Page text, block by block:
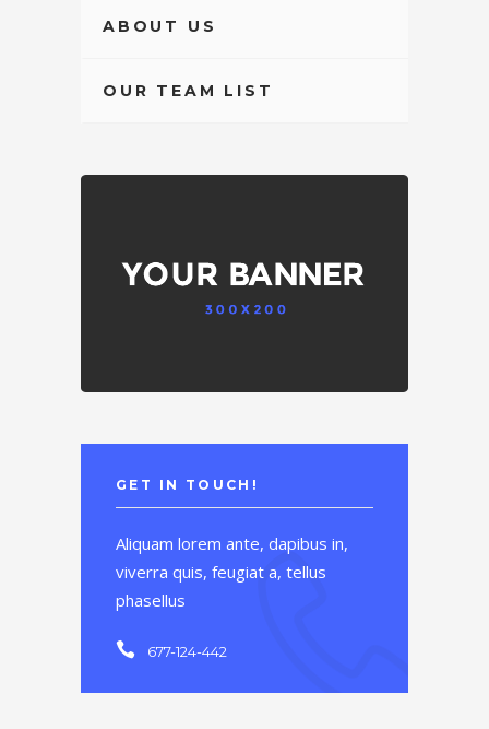
ABOUT US
OUR TEAM LIST
GET IN TOUCH!
Aliquam lorem ante, dapibus in,
viverra quis, feugiat a, tellus
phasellus
677-124-442